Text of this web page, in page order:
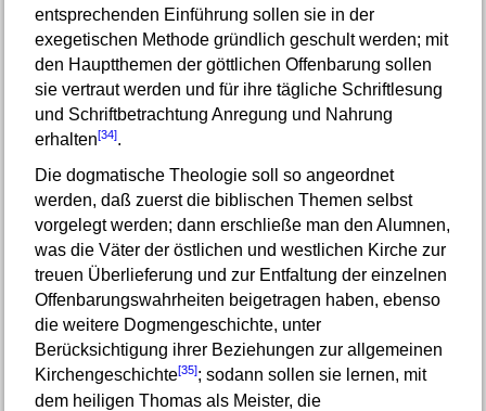
entsprechenden Einführung sollen sie in der
exegetischen Methode gründlich geschult werden; mit
den Hauptthemen der göttlichen Offenbarung sollen
sie vertraut werden und für ihre tägliche Schriftlesung
und Schriftbetrachtung Anregung und Nahrung
erhalten[34].
Die dogmatische Theologie soll so angeordnet
werden, daß zuerst die biblischen Themen selbst
vorgelegt werden; dann erschließe man den Alumnen,
was die Väter der östlichen und westlichen Kirche zur
treuen Überlieferung und zur Entfaltung der einzelnen
Offenbarungswahrheiten beigetragen haben, ebenso
die weitere Dogmengeschichte, unter
Berücksichtigung ihrer Beziehungen zur allgemeinen
Kirchengeschichte[35]; sodann sollen sie lernen, mit
dem heiligen Thomas als Meister, die